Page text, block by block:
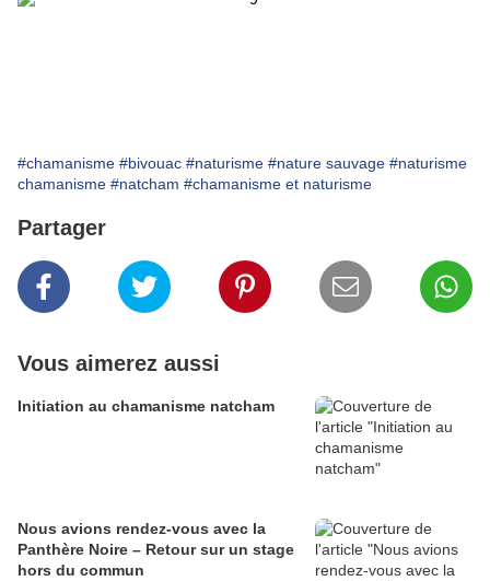
#chamanisme #bivouac #naturisme #nature sauvage #naturisme
chamanisme #natcham #chamanisme et naturisme
Partager
Vous aimerez aussi
Initiation au chamanisme natcham
Nous avions rendez-vous avec la
Panthère Noire – Retour sur un stage
hors du commun